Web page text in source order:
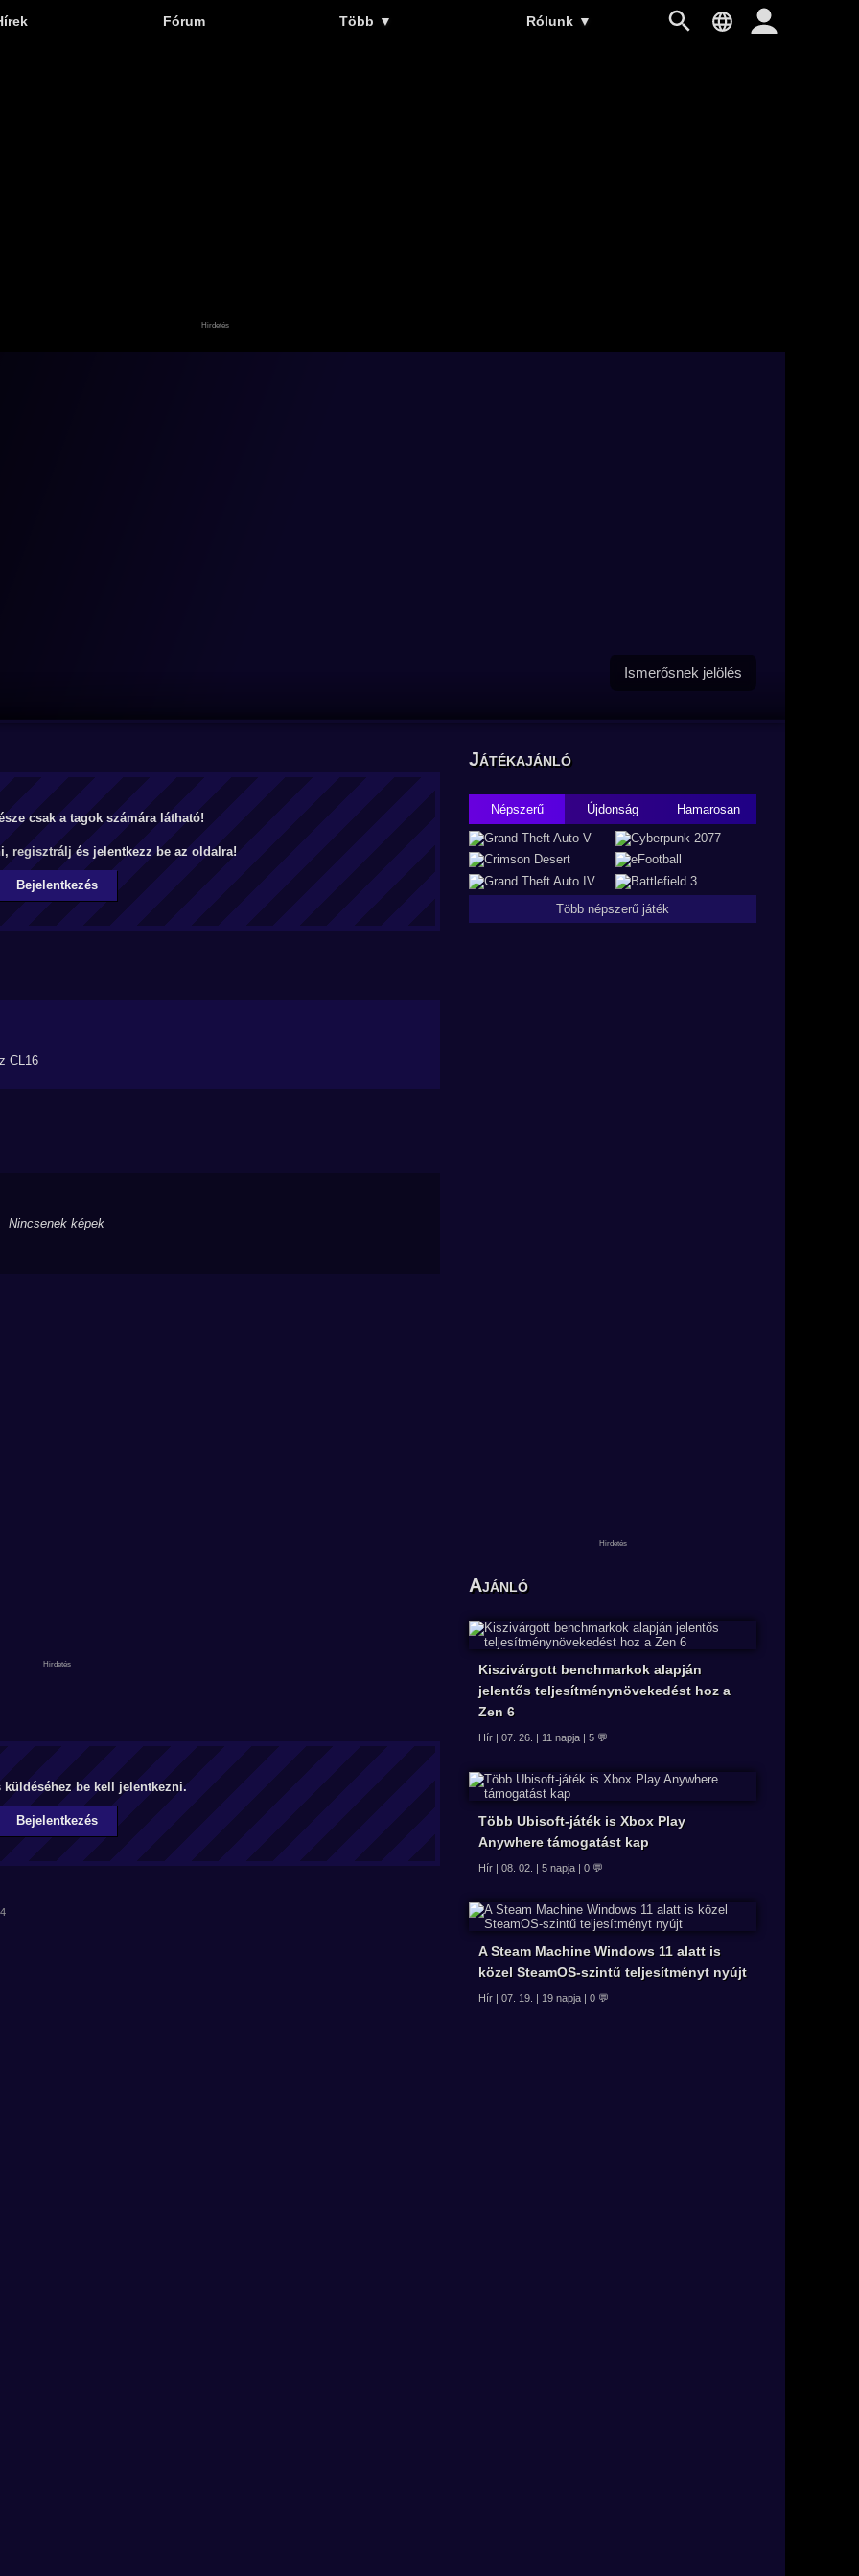
Fórum Több ▼ Rólunk ▼
Ismerősnek jelölés
csak a tagok számára látható!
regisztrálj és jelentkezz be az oldalra!
Bejelentkezés
CL16
Nincsenek képek
küldéséhez be kell jelentkezni.
Bejelentkezés
Játékajánló
Népszerű Újdonság Hamarosan
Több népszerű játék
Ajánló
Kiszivárgott benchmarkok alapján
jelentős teljesítménynövekedést hoz a
Zen 6
Hír | 07. 26. | 11 napja | 5 💬
Több Ubisoft-játék is Xbox Play
Anywhere támogatást kap
Hír | 08. 02. | 5 napja | 0 💬
A Steam Machine Windows 11 alatt is
közel SteamOS-szintű teljesítményt nyújt
Hír | 07. 19. | 19 napja | 0 💬